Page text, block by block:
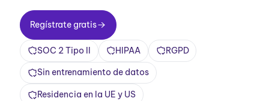
Regístrate gratis
Regístrate gratis
SOC 2 Tipo II HIPAA RGPD
Sin entrenamiento de datos
Residencia en la UE y US